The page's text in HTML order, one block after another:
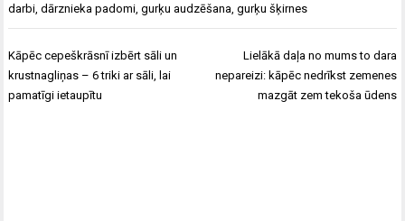
darbi ,dārznieka padomi ,gurķu audzēšana ,gurķu šķirnes
Post
navigation
Kāpēc cepeškrāsnī izbērt sāli un
krustnagliņas – 6 triki ar sāli, lai
pamatīgi ietaupītu
Lielākā daļa no mums to dara
nepareizi: kāpēc nedrīkst zemenes
mazgāt zem tekoša ūdens